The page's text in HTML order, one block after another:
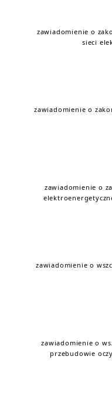
zawiadomienie o
sieci
zawiadomienie o
zawiadomienie o
zawiadomienie o
zawiadomienie o
przebudowie